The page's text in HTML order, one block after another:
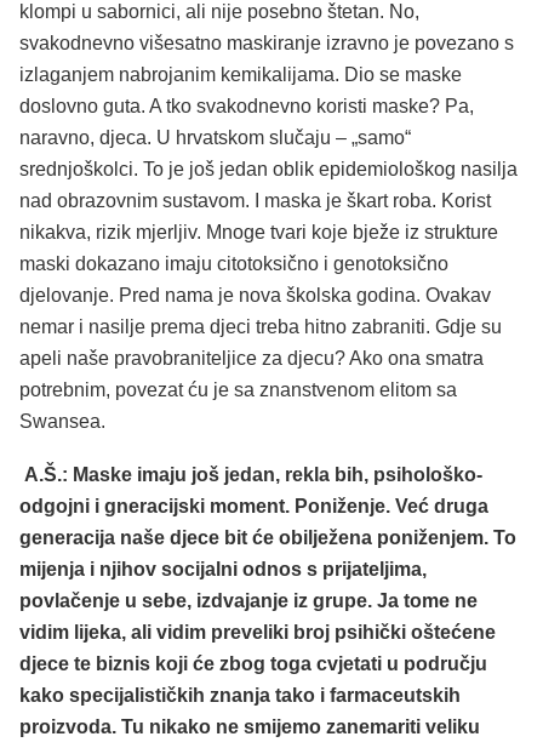
klompi u sabornici, ali nije posebno štetan. No,
svakodnevno višesatno maskiranje izravno je povezano s
izlaganjem nabrojanim kemikalijama. Dio se maske
doslovno guta. A tko svakodnevno koristi maske? Pa,
naravno, djeca. U hrvatskom slučaju – „samo“
srednjoškolci. To je još jedan oblik epidemiološkog nasilja
nad obrazovnim sustavom. I maska je škart roba. Korist
nikakva, rizik mjerljiv. Mnoge tvari koje bježe iz strukture
maski dokazano imaju citotoksično i genotoksično
djelovanje. Pred nama je nova školska godina. Ovakav
nemar i nasilje prema djeci treba hitno zabraniti. Gdje su
apeli naše pravobraniteljice za djecu? Ako ona smatra
potrebnim, povezat ću je sa znanstvenom elitom sa
Swansea.
A.Š.: Maske imaju još jedan, rekla bih, psihološko-
odgojni i gneracijski moment. Poniženje. Već druga
generacija naše djece bit će obilježena poniženjem. To
mijenja i njihov socijalni odnos s prijateljima,
povlačenje u sebe, izdvajanje iz grupe. Ja tome ne
vidim lijeka, ali vidim preveliki broj psihički oštećene
djece te biznis koji će zbog toga cvjetati u području
kako specijalističkih znanja tako i farmaceutskih
proizvoda. Tu nikako ne smijemo zanemariti veliku